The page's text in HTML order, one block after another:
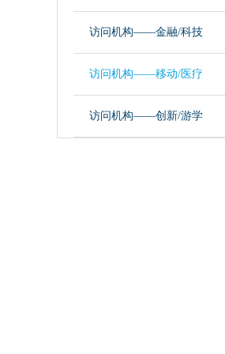
访问机构——金融/科技
访问机构——移动/医疗
访问机构——创新/游学